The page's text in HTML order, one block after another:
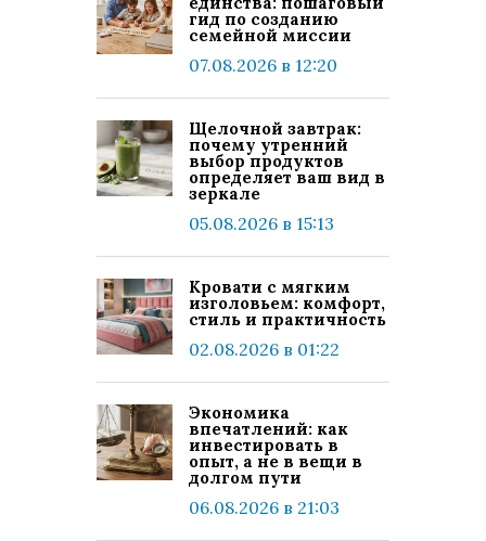
гид по созданию
семейной миссии
07.08.2026 в 12:20
Щелочной завтрак:
почему утренний
выбор продуктов
определяет ваш вид в
зеркале
05.08.2026 в 15:13
Кровати с мягким
изголовьем: комфорт,
стиль и практичность
02.08.2026 в 01:22
Экономика
впечатлений: как
инвестировать в
опыт, а не в вещи в
долгом пути
06.08.2026 в 21:03